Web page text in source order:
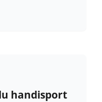
handisport